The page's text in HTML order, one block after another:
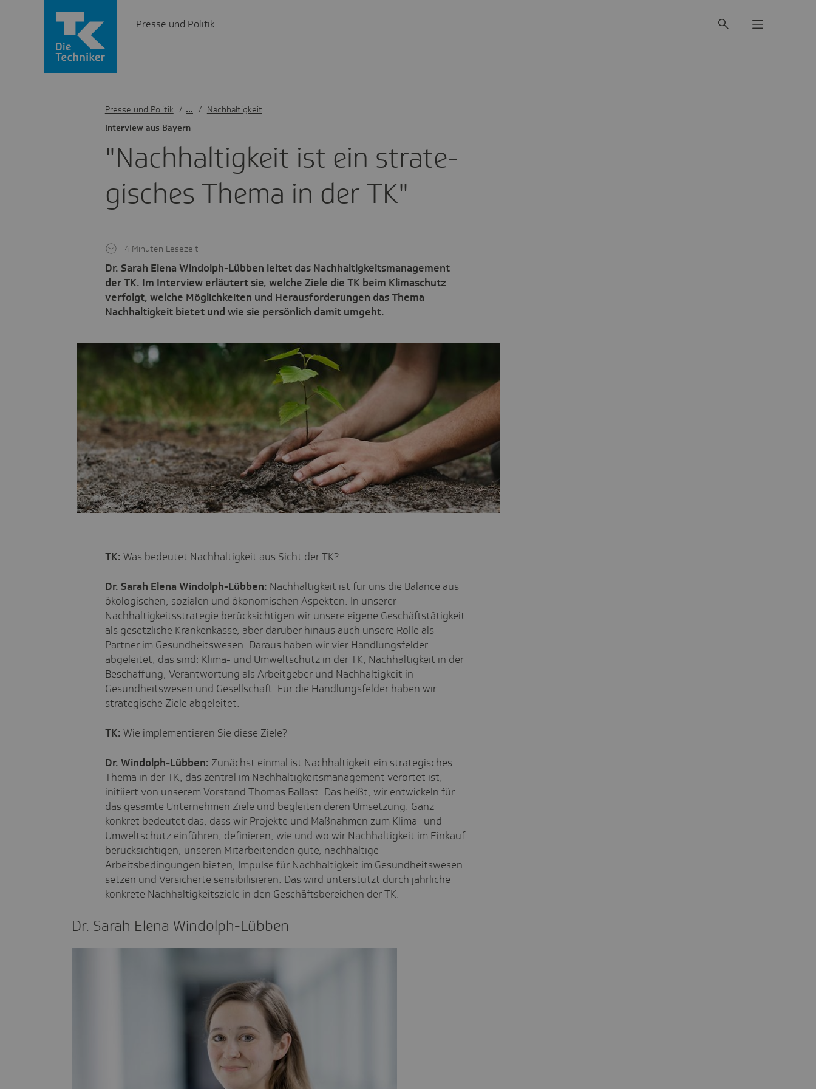
Presse und Politik
"Nach­hal­tig­keit ist ein stra­te­
gi­sches Thema in der TK"
Inter­view aus Bayern
Dr. Sarah Elena Windolph-Lübben leitet das Nachhaltigkeitsmanagement
der TK. Im Interview erläutert sie, welche Ziele die TK beim Klimaschutz
verfolgt, welche Möglichkeiten und Herausforderungen das Thema
Nachhaltigkeit bietet und wie sie persönlich damit umgeht.
4 Minuten Lesezeit
Presse und Politik / Nachhaltigkeit
TK: Was bedeutet Nachhaltigkeit aus Sicht der TK?
Dr. Sarah Elena Windolph-Lübben: Nachhaltigkeit ist für uns die Balance aus
ökologischen, sozialen und ökonomischen Aspekten. In unserer
Nachhaltigkeitsstrategie berücksichtigen wir unsere eigene Geschäftstätigkeit
als gesetzliche Krankenkasse, aber darüber hinaus auch unsere Rolle als
Partner im Gesundheitswesen. Daraus haben wir vier Handlungsfelder
abgeleitet, das sind: Klima- und Umweltschutz in der TK, Nachhaltigkeit in der
Beschaffung, Verantwortung als Arbeitgeber und Nachhaltigkeit in
Gesundheitswesen und Gesellschaft. Für die Handlungsfelder haben wir
strategische Ziele abgeleitet.
TK: Wie implementieren Sie diese Ziele?
Dr. Windolph-Lübben: Zunächst einmal ist Nachhaltigkeit ein strategisches
Thema in der TK, das zentral im Nachhaltigkeitsmanagement verortet ist,
initiiert von unserem Vorstand Thomas Ballast. Das heißt, wir entwickeln für
das gesamte Unternehmen Ziele und begleiten deren Umsetzung. Ganz
konkret bedeutet das, dass wir Projekte und Maßnahmen zum Klima- und
Umweltschutz einführen, definieren, wie und wo wir Nachhaltigkeit im Einkauf
berücksichtigen, unseren Mitarbeitenden gute, nachhaltige
Arbeitsbedingungen bieten, Impulse für Nachhaltigkeit im Gesundheitswesen
setzen und Versicherte sensibilisieren. Das wird unterstützt durch jährliche
konkrete Nachhaltigkeitsziele in den Geschäftsbereichen der TK.
Dr. Sarah Elena Windolph-Lübben